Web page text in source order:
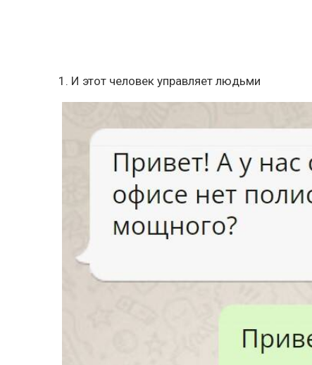
1. И этот человек управляет людьми